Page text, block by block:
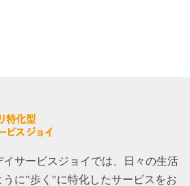
イサービスジョイでは、日々の生活
うに"歩く"に特化したサービスをお